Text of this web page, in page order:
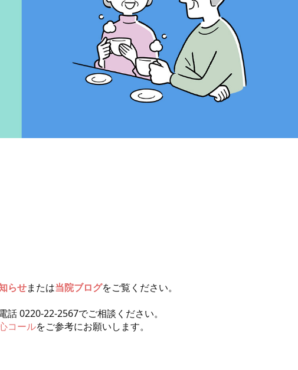
らせまたは当院ブログをご覧ください。
話0220-22-2567でご相談ください。
コールをご参考にお願いします。